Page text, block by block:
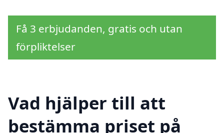
Få 3 erbjudanden, gratis och utan
förpliktelser
Vad hjälper till att
bestämma priset på